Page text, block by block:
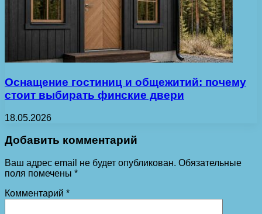
Оснащение гостиниц и общежитий: почему
стоит выбирать финские двери
18.05.2026
Добавить комментарий
Ваш адрес email не будет опубликован. Обязательные
поля помечены *
Комментарий *